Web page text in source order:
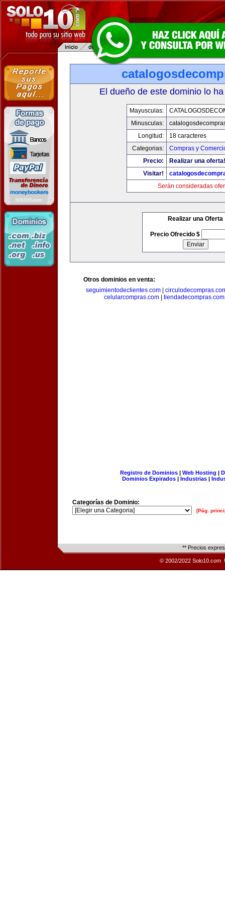
El dueño de este dominio lo
Mayusculas:
Minusculas:
Longitud:
18 caracteres
Categorias:
Compras y
Precio:
Realizar una oferta!
Visitar!
Serán consideradas
Realizar una Oferta
Precio Ofrecido $
Otros dominios en venta:
seguimientodeclientes.com
celularcompras.com| tiendadecompras.com
Registro de Dominios| Web Hosting |
Dominios Expirados | Industrias |
Categorías de Dominio:
[Pág.
** Precios
© 2002/2022 Solo10.com